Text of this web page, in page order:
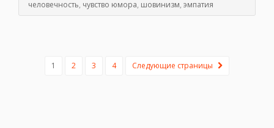
человечность, чувство юмора, шовинизм, эмпатия
1 2 3 4 Следующие страницы